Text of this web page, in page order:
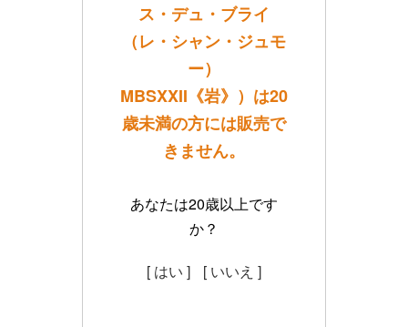
ス・デュ・ブライ
（レ・シャン・ジュモ
ー）
MBSXXII《岩》）は20
歳未満の方には販売で
きません。
あなたは20歳以上です
か？
[ はい ] [ いいえ ]